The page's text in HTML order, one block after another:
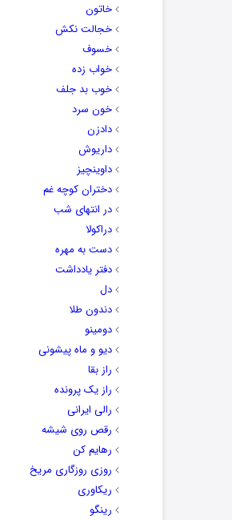
خاتون
خجالت نکش
خسوف
خواب زده
خوب بد جلف
خون سرد
دادزن
داریوش
داوینچیز
دختران کوچه غم
در انتهای شب
دراکولا
دست به مهره
دفتر یادداشت
دل
دندون طلا
دومینو
دیو و ماه پیشونی
راز بقا
راز یک پرونده
رالی ایرانی
رقص روی شیشه
رهایم کن
روزی روزگاری مریخ
ریکاوری
رینگو